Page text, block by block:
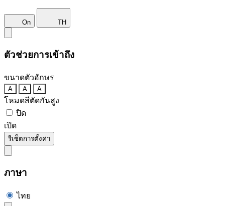
On TH
ตัวช่วยการเข้าถึง
ขนาดตัวอักษร
A A A
โหมดสีตัดกันสูง
ปิด
เปิด
รีเซ็ตการตั้งค่า
ภาษา
ไทย